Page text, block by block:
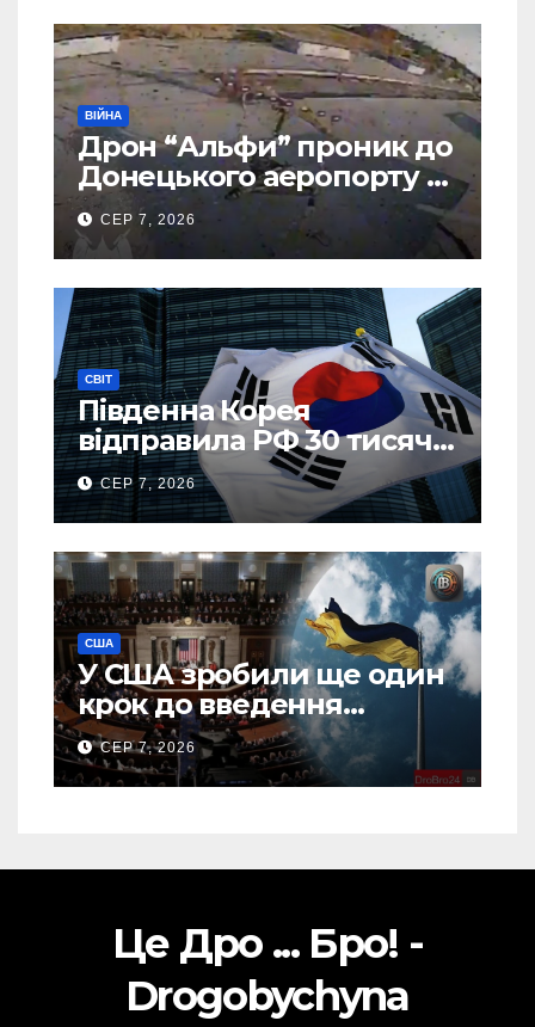
ВІЙНА
Дрон “Альфи” проник до
Донецького аеропорту та
спалив “Шахед” ще до
запуску
СЕР 7, 2026
СВІТ
Південна Корея
відправила РФ 30 тисяч
тонн авіапалива
СЕР 7, 2026
США
У США зробили ще один
крок до введення
“пекельних санкцій”
проти Росії
СЕР 7, 2026
Це Дро ... Бро! -
Drogobychyna